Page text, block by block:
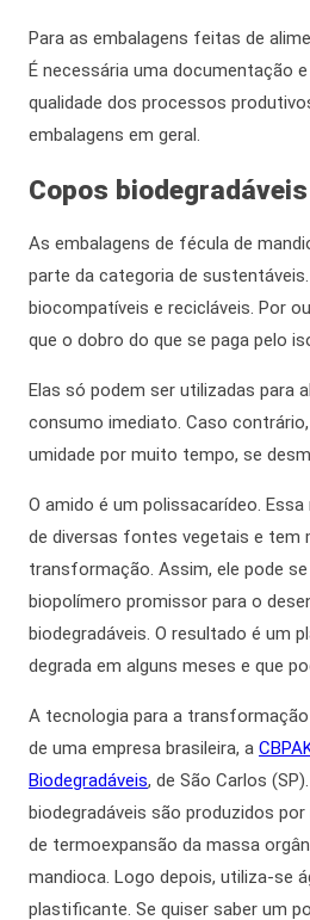
Para as embalagens feitas de
É necessária uma documentação
qualidade dos processos
embalagens em geral.
Copos biodegradáveis
As embalagens de fécula de
parte da categoria de
biocompatíveis e recicláveis. Por
que o dobro do que se paga pelo
Elas só podem ser utilizadas para
consumo imediato. Caso
umidade por muito tempo, se
O amido é um polissacarídeo.
de diversas fontes vegetais e tem
transformação. Assim, ele pode
biopolímero promissor para o
biodegradáveis. O resultado é um
degrada em alguns meses e que
A tecnologia para a
de uma empresa brasileira, a
Biodegradáveis, de São Carlos (SP).
biodegradáveis são produzidos
de termoexpansão da massa
mandioca. Logo depois, utiliza-se
plastificante. Se quiser saber um